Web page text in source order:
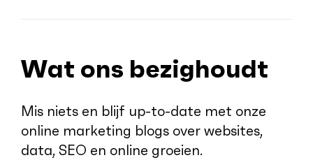
Wat ons bezighoudt
Mis niets en blijf up-to-date met onze
online marketing blogs over websites,
data, SEO en online groeien.